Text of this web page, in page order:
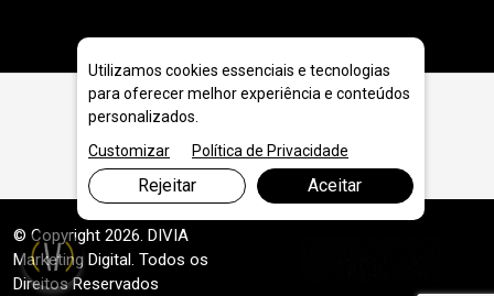
Disco Diamantado 300mm | 12 polegadas em Maringá
© Copyright 2026. DIVIA
Marketing Digital. Todos os
Direitos Reservados
Utilizamos cookies essenciais e tecnologias
para oferecer melhor experiência e conteúdos
personalizados.
Customizar
Política de Privacidade
Rejeitar Aceitar